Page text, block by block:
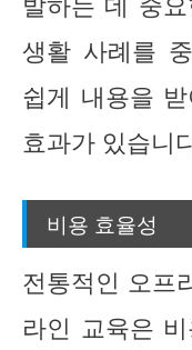
생활 사례를
쉽게 내용을
효과가 있습니
비용 효율성
전통적인 오프
라인 교육은